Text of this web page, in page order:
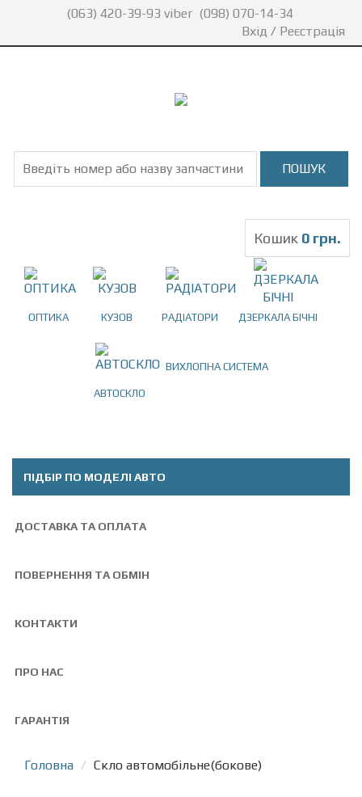
(063) 420-39-93 viber (098) 070-14-34
Вхід / Реєстрація
Кошик 0 грн.
ОПТИКА КУЗОВ РАДІАТОРИ ДЗЕРКАЛА БІЧНІ
АВТОСКЛО
ВИХЛОПНА СИСТЕМА
ПІДБІР ПО МОДЕЛІ АВТО
ДОСТАВКА ТА ОПЛАТА
ПОВЕРНЕННЯ ТА ОБМІН
КОНТАКТИ
ПРО НАС
ГАРАНТІЯ
Головна Скло автомобільне(бокове)